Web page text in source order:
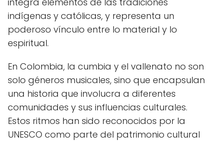
indígenas y católicas, y representa un
poderoso vínculo entre lo material y lo
espiritual.
En Colombia, la cumbia y el vallenato no son
solo géneros musicales, sino que encapsulan
una historia que involucra a diferentes
comunidades y sus influencias culturales.
Estos ritmos han sido reconocidos por la
UNESCO como parte del patrimonio cultural